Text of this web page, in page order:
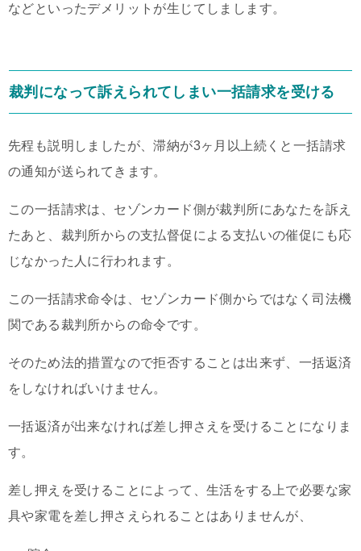
などといったデメリットが生じてしまします。
裁判になって訴えられてしまい一括請求を受ける
先程も説明しましたが、滞納が3ヶ月以上続くと一括請求
の通知が送られてきます。
この一括請求は、セゾンカード側が裁判所にあなたを訴え
たあと、裁判所からの支払督促による支払いの催促にも応
じなかった人に行われます。
この一括請求命令は、セゾンカード側からではなく司法機
関である裁判所からの命令です。
そのため法的措置なので拒否することは出来ず、一括返済
をしなければいけません。
一括返済が出来なければ差し押さえを受けることになりま
す。
差し押えを受けることによって、生活をする上で必要な家
具や家電を差し押さえられることはありませんが、